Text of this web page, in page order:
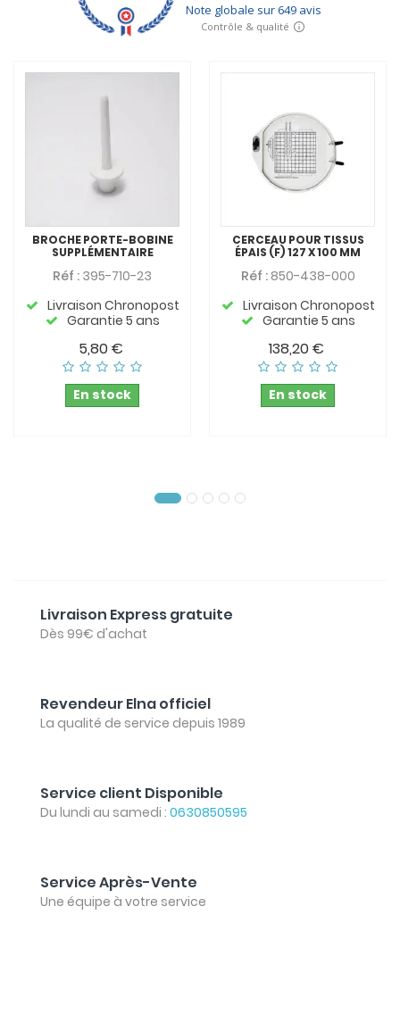
BROCHE PORTE-BOBINE
SUPPLÉMENTAIRE
Réf : 395-710-23
Livraison Chronopost
Garantie 5 ans
5,80 €
En stock
CERCEAU POUR TISSUS
ÉPAIS (F) 127 X 100 MM
Réf :850-438-000
Livraison Chronopost
Garantie 5 ans
138,20 €
En stock
Livraison Express gratuite
Dès 99€ d'achat
Revendeur Elna officiel
La qualité de service depuis 1989
Service client Disponible
Du lundi au samedi : 0630850595
Service Après-Vente
Une équipe à votre service